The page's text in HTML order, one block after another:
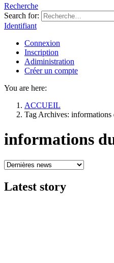
Recherche
Search for:
Identifiant
Connexion
Inscription
Adiministration
Créer un compte
You are here:
ACCUEIL
Tag Archives: informations
informations
Latest story